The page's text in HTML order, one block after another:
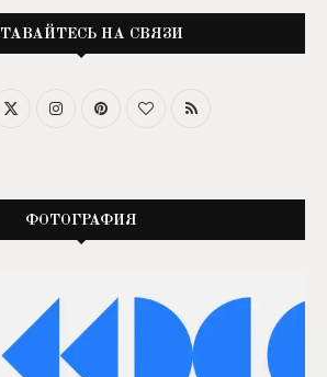
НА СВЯЗИ
ФОТОГРАФИЯ